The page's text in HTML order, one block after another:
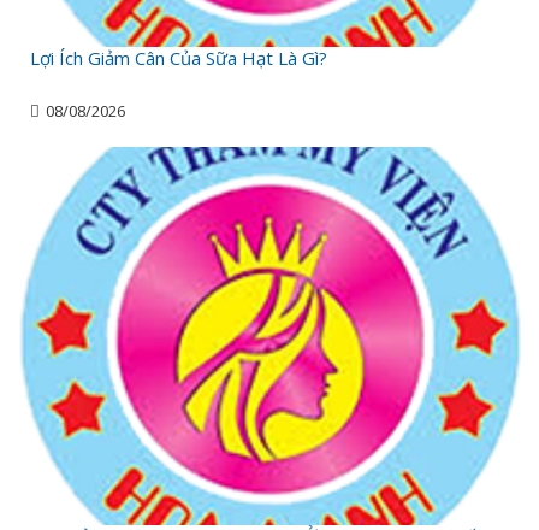
Lợi Ích Giảm Cân Của Sữa Hạt Là Gì?
08/08/2026